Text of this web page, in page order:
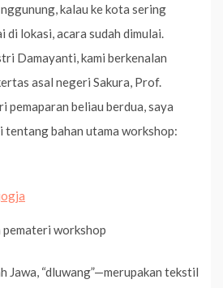
kalau ke kota sering
di lokasi, acara sudah dimulai.
Damayanti, kami berkenalan
asal negeri Sakura, Prof.
pemaparan beliau berdua, saya
tentang bahan utama workshop:
pemateri workshop
Jawa, “dluwang”—merupakan tekstil